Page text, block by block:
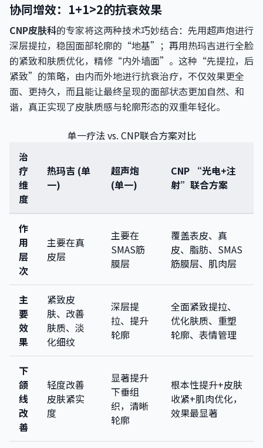
协同增效：1+1>2的抗衰效果
CNP皮肤科的专家将这两种技术巧妙结合：先用超声炮进行
深层提拉，稳固面部轮廓的“地基”；再用热玛吉进行全脸
的紧致和肤质优化，精修“内外墙面”。这种“先提拉，后
紧致”的策略，由内而外地进行抗衰治疗，不仅效果更全
面、更持久，而且能让最终呈现的面部状态更加自然、和
谐，真正实现了皮肤质感与轮廓形态的双重年轻化。
单一疗法 vs. CNP联合方案对比
治
疗
维
度
热玛吉 (单
一)
超声炮
(单一)
CNP “光电+注
射”联合方案
作
用
层
次
主要在真
皮层
主要在
SMAS筋
膜层
覆盖表皮、真
皮、脂肪、SMAS
筋膜层、肌肉层
主
要
效
果
紧致皮
肤、改善
肤质、淡
化细纹
深层提
拉、提升
轮廓
全面紧致提拉、
优化肤质、重塑
轮廓、表情管理
下
颌
线
改
善
轻度改善
皮肤紧实
度
显著提升
下垂组
织，清晰
轮廓
根本性提升+皮肤
收紧+肌肉优化，
效果最显著